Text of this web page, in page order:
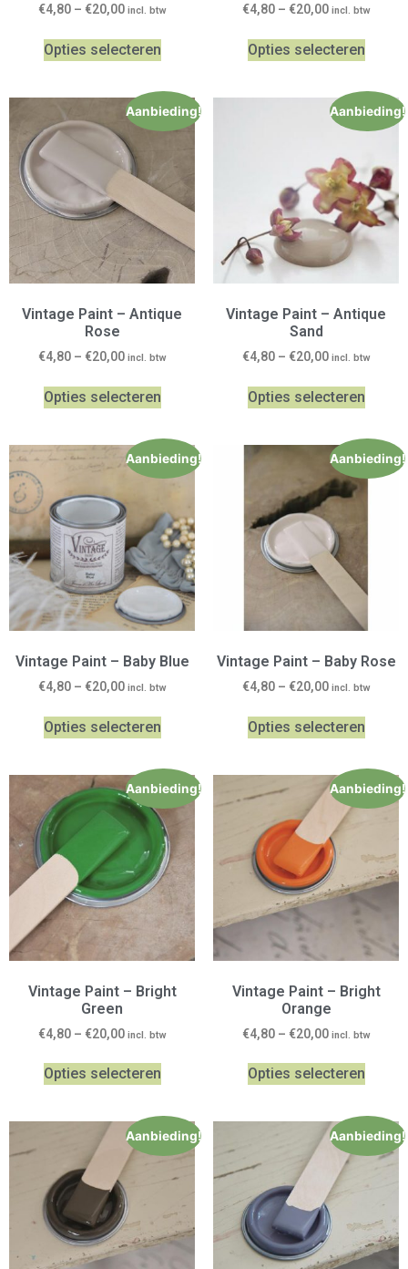
€4,80– €20,00 incl. btw
Opties selecteren
€4,80– €20,00 incl. btw
Opties selecteren
Aanbieding!
Vintage Paint – Antique
Rose
€4,80– €20,00 incl. btw
Opties selecteren
Aanbieding!
Vintage Paint – Antique
Sand
€4,80– €20,00 incl. btw
Opties selecteren
Aanbieding!
Vintage Paint – Baby Blue
€4,80– €20,00 incl. btw
Opties selecteren
Aanbieding!
Vintage Paint – Baby Rose
€4,80– €20,00 incl. btw
Opties selecteren
Aanbieding!
Vintage Paint – Bright
Green
€4,80– €20,00 incl. btw
Opties selecteren
Aanbieding!
Vintage Paint – Bright
Orange
€4,80– €20,00 incl. btw
Opties selecteren
Aanbieding! Aanbieding!